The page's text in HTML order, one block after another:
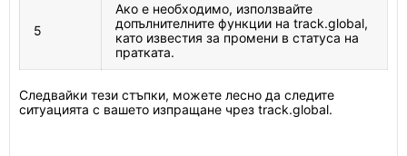
5
Ако е необходимо, използвайте
допълнителните функции на track.global,
като известия за промени в статуса на
пратката.
Следвайки тези стъпки, можете лесно да следите
ситуацията с вашето изпращане чрез track.global.